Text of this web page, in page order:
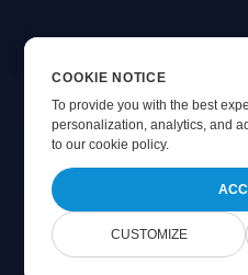
COOKIE NOTICE
To provide you with the best
personalization, analytics, and
toour cookie policy.
CUSTOMIZE